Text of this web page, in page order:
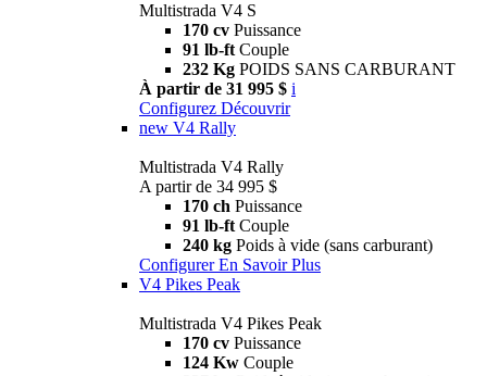
Multistrada V4 S
170 cv Puissance
91 lb-ft Couple
232 Kg POIDS SANS CARBURANT
À partir de 31 995 $ i
Configurez Découvrir
new V4 Rally
Multistrada V4 Rally
A partir de 34 995 $
170 ch Puissance
91 lb-ft Couple
240 kg Poids à vide (sans carburant)
Configurer En Savoir Plus
V4 Pikes Peak
Multistrada V4 Pikes Peak
170 cv Puissance
124 Kw Couple